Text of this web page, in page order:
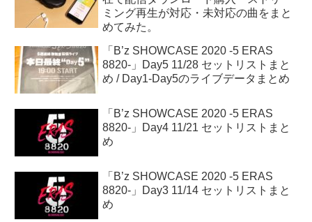
ミング再生が対応・未対応の曲をまと
めてみた。
「B’z SHOWCASE 2020 -5 ERAS
8820-」Day5 11/28 セットリストまと
め / Day1-Day5のライブデータまとめ
「B’z SHOWCASE 2020 -5 ERAS
8820-」Day4 11/21 セットリストまと
め
「B’z SHOWCASE 2020 -5 ERAS
8820-」Day3 11/14 セットリストまと
め